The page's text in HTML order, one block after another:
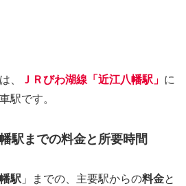
、 ＪＲびわ湖線「近江八幡駅」 に
駅です。
駅までの料金と所要時間
駅 」までの、主要駅からの料金と